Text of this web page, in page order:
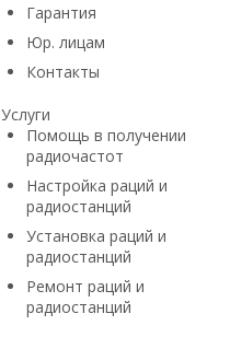
Гарантия
Юр. лицам​
Контакты
Услуги
Помощь в получении
радиочастот
Настройка раций и
радиостанций
Установка раций и
радиостанций
Ремонт раций и
радиостанций